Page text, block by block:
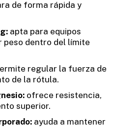
de forma rápida y
apta para equipos
peso dentro del límite
regular la fuerza de
de la rótula.
ofrece resistencia,
superior.
ayuda a mantener